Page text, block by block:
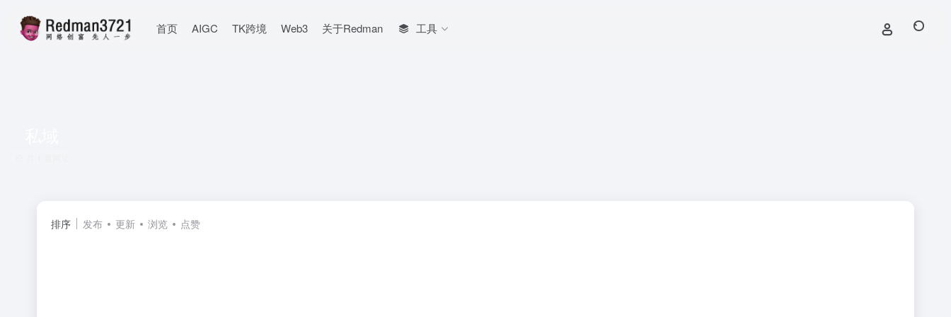
首页 AIGC TK跨境 Web3 关于Redman 工具
排序 发布 更新 浏览 点赞